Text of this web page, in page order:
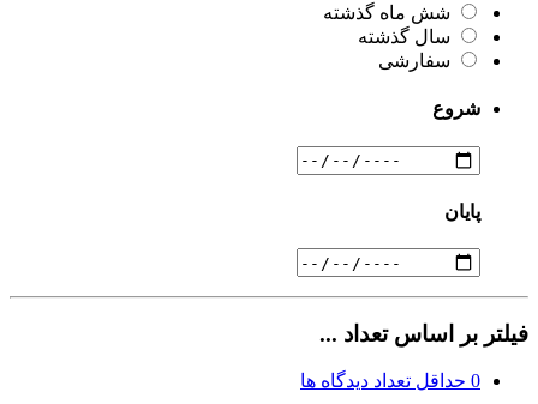
شش ماه گذشته
سال گذشته
سفارشی
شروع
پایان
فیلتر بر اساس تعداد ...
0 حداقل تعداد دیدگاه ها